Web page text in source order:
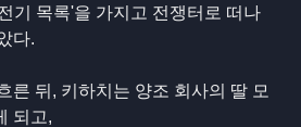
기 목록'을 가지고 전쟁터로 떠나
다.
른 뒤, 키하치는 양조 회사의 딸 모
되고,